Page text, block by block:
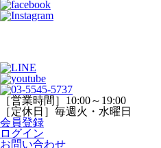
［営業時間］10:00～19:00
［定休日］毎週火・水曜日
会員登録
ログイン
お問い合わせ